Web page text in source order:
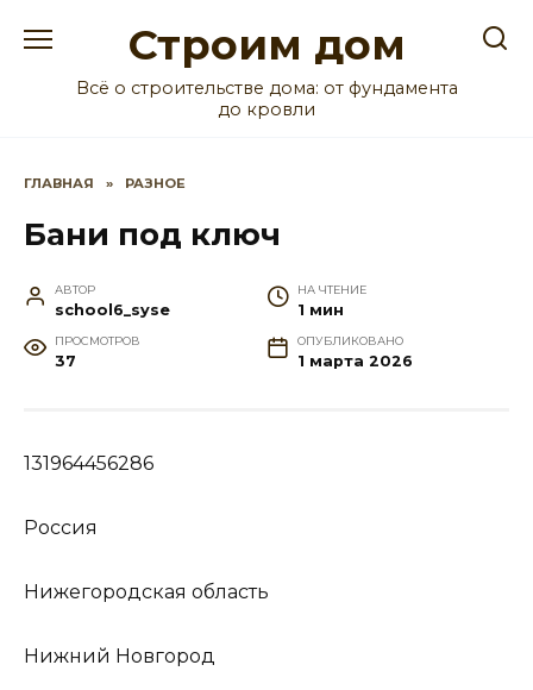
Строим дом
Всё о строительстве дома: от фундамента
до кровли
ГЛАВНАЯ » РАЗНОЕ
Бани под ключ
АВТОР
school6_syse
НА ЧТЕНИЕ
1 мин
ПРОСМОТРОВ
37
ОПУБЛИКОВАНО
1 марта 2026
131964456286
Россия
Нижегородская область
Нижний Новгород